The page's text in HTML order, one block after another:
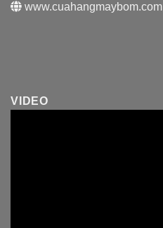
www.cuahangmaybom.com
VIDEO